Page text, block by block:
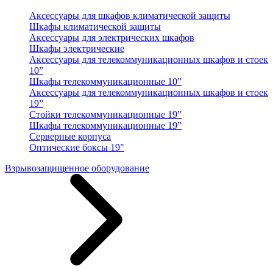
Аксессуары для шкафов климатической защиты
Шкафы климатической защиты
Аксессуары для электрических шкафов
Шкафы электрические
Аксессуары для телекоммуникационных шкафов и стоек
10”
Шкафы телекоммуникационные 10”
Аксессуары для телекоммуникационных шкафов и стоек
19”
Стойки телекоммуникационные 19”
Шкафы телекоммуникационные 19”
Серверные корпуса
Оптические боксы 19"
Взрывозащищенное оборудование